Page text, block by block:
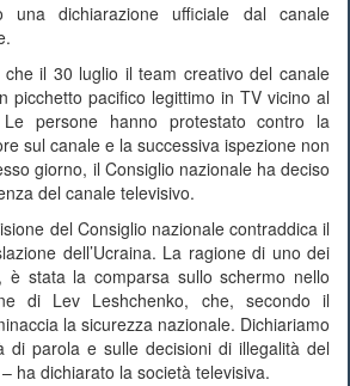
una dichiarazione ufficiale dal canale
il 30 luglio il team creativo del canale
picchetto pacifico legittimo in TV vicino al
Le persone hanno protestato contro la
sul canale e la successiva ispezione non
giorno, il Consiglio nazionale ha deciso
del canale televisivo.
del Consiglio nazionale contraddica il
dell’Ucraina. La ragione di uno dei
è stata la comparsa sullo schermo nello
di Lev Leshchenko, che, secondo il
la sicurezza nazionale. Dichiariamo
di parola e sulle decisioni di illegalità del
ha dichiarato la società televisiva.